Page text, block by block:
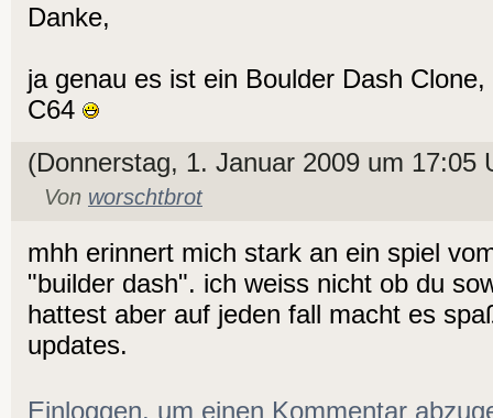
Danke,
ja genau es ist ein Boulder Dash
C64
(Donnerstag, 1. Januar 2009 um 17:05
Von worschtbrot
mhh erinnert mich stark an ein spiel
"builder dash". ich weiss nicht ob du
hattest aber auf jeden fall macht es
updates.
Einloggen, um einen Kommentar